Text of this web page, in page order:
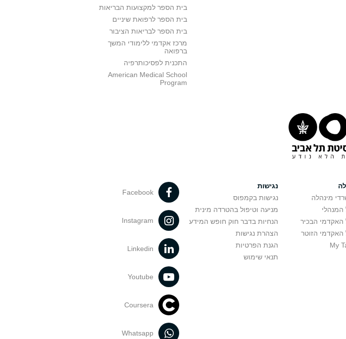
בית הספר למקצועות הבריאות
בית הספר לרפואת שיניים
בית הספר לבריאות הציבור
מרכז אקדמי ללימודי המשך
ברפואה
התכנית לפסיכותרפיה
American Medical School
Program
מינהלה
המנהלי
האקדמי הבכיר
האקדמי הזוטר
נגישות
נגישות בקמפוס
מניעה וטיפול בהטרדה מינית
הנחיות בדבר חוק חופש המידע
הצהרת נגישות
הגנת הפרטיות
תנאי שימוש
Facebook
Instagram
Linkedin
Youtube
Coursera
Whatsapp